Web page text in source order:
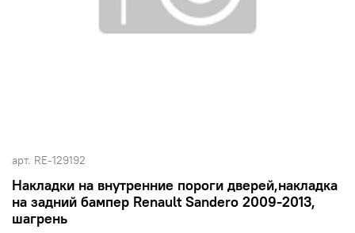
арт. RE-129192
Накладки на внутренние пороги дверей,накладка
на задний бампер Renault Sandero 2009-2013,
шагрень